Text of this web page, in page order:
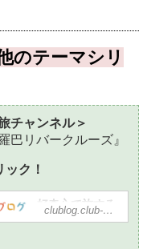
のテーマシリ
チャンネル＞
巴リバークルーズ』
ック！
好奇心で旅する
海外 - クラブロ
clublog.club-t.com